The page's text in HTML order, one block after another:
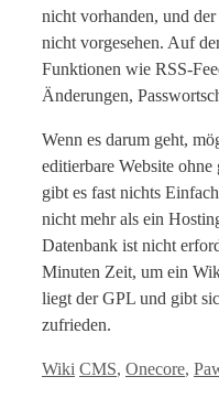
nicht vorhanden, und
nicht vorgesehen. Auf
Funktionen wie RSS-
Änderungen,
Wenn es darum geht,
editierbare Website
gibt es fast nichts
nicht mehr als ein
Datenbank ist nicht
Minuten Zeit, um ein
liegt der GPL und gibt
zufrieden.
Kategorien
Wiki Tags
CMS, Onecore,